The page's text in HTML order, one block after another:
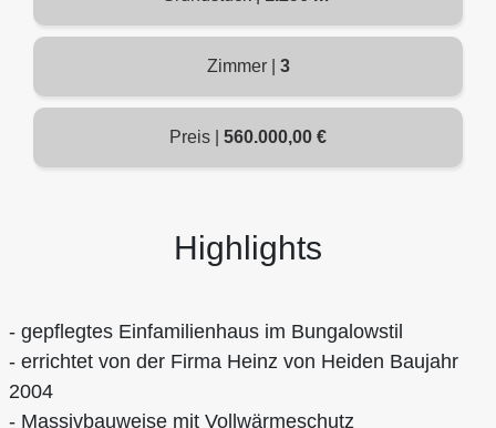
Zimmer | 3
Preis | 560.000,00 €
Highlights
- gepflegtes Einfamilienhaus im Bungalowstil
- errichtet von der Firma Heinz von Heiden Baujahr
2004
- Massivbauweise mit Vollwärmeschutz